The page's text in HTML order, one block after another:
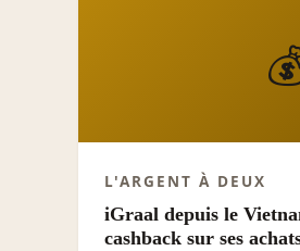
L'ARGENT À DEUX
iGraal depuis le
cashback sur ses